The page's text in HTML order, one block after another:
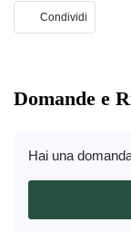
Condividi
Domande e
Hai una